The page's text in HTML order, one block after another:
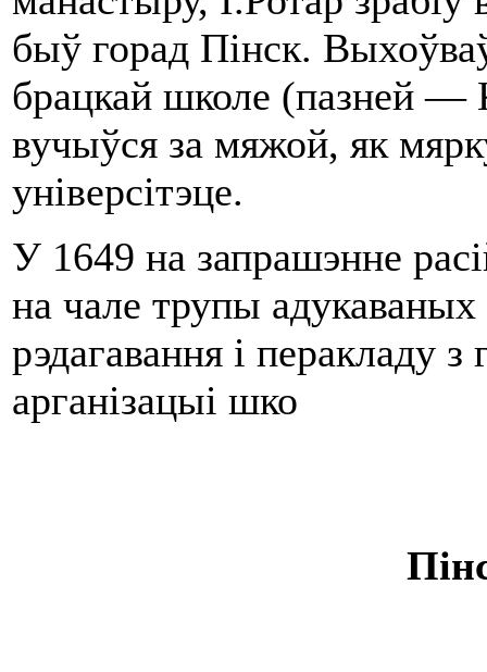
быў горад Пінск.
брацкай школе (пазней —
вучыўся за мяжой, як
універсітэце.
У 1649 на запрашэнне
на чале тру­пы
рэдагавання i перакладу з
арганізацыі шко